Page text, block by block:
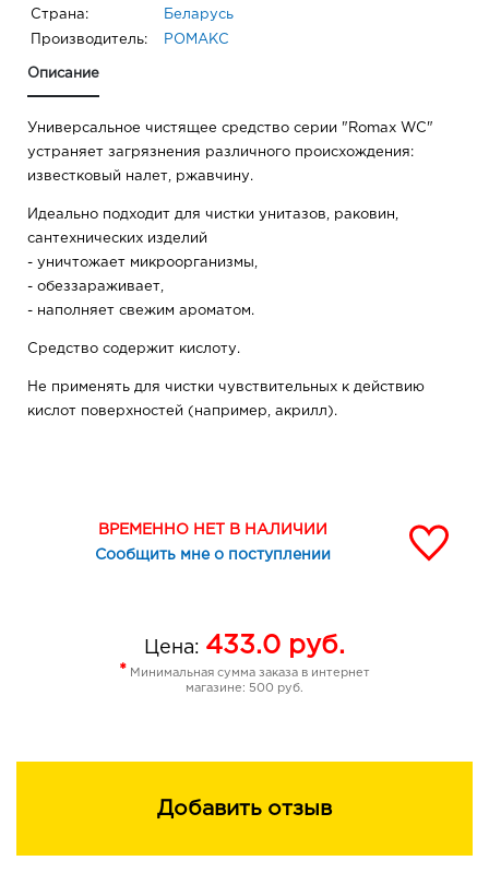
Страна: Беларусь
Производитель: РОМАКС
Описание
Универсальное чистящее средство серии "Romax WC"
устраняет загрязнения различного происхождения:
известковый налет, ржавчину.
Идеально подходит для чистки унитазов, раковин,
сантехнических изделий
- уничтожает микроорганизмы,
- обеззараживает,
- наполняет свежим ароматом.
Средство содержит кислоту.
Не применять для чистки чувствительных к действию
кислот поверхностей (например, акрилл).
ВРЕМЕННО НЕТ В НАЛИЧИИ
Сообщить мне о поступлении
Цена: 433.0 руб.
* Минимальная сумма заказа в интернет
магазине: 500 руб.
Добавить отзыв